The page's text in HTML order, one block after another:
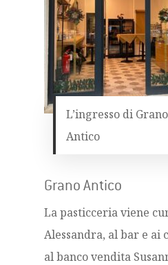
L’ingresso di Grano
Antico
Grano Antico
La pasticceria viene
Alessandra, al bar e ai
al banco vendita